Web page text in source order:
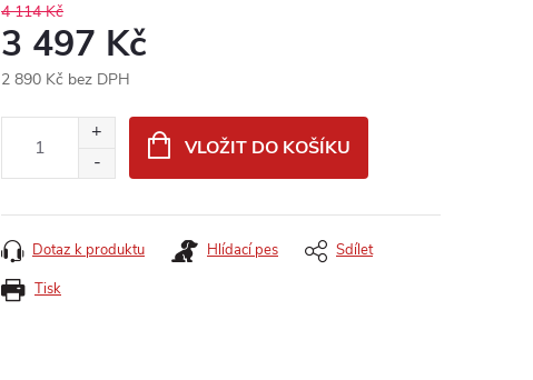
4 114 Kč
3 497 Kč
2 890 Kč bez DPH
VLOŽIT DO KOŠÍKU
Tisk
Dotaz k produktu Hlídací pes Sdílet